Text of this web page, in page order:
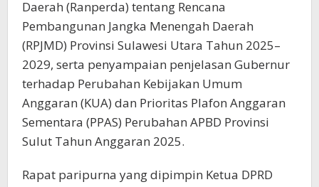
Daerah (Ranperda) tentang Rencana
Pembangunan Jangka Menengah Daerah
(RPJMD) Provinsi Sulawesi Utara Tahun 2025–
2029, serta penyampaian penjelasan Gubernur
terhadap Perubahan Kebijakan Umum
Anggaran (KUA) dan Prioritas Plafon Anggaran
Sementara (PPAS) Perubahan APBD Provinsi
Sulut Tahun Anggaran 2025.
Rapat paripurna yang dipimpin Ketua DPRD